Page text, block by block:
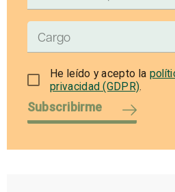
He leído y acepto la
privacidad (GDPR).
Subscribirme